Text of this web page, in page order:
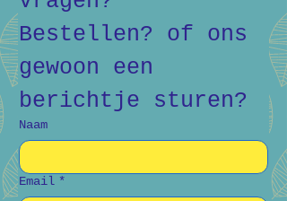
Bestellen? of ons
gewoon een
berichtje sturen?
Naam
Email *